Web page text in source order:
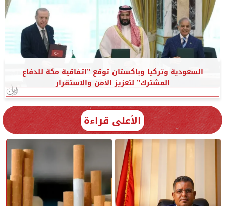
السعودية وتركيا وباكستان توقع ”اتفاقية مكة للدفاع
المشترك” لتعزيز الأمن والاستقرار
الأعلى قراءة